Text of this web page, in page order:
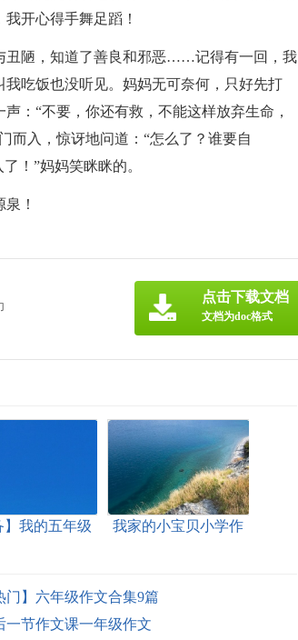
开心得手舞足蹈！
丑陋，知道了善良和邪恶……记得有一回，我
吃饭也没听见。妈妈无可奈何，只好先打
：“不要，你还有救，不能这样放弃生命，
而入，惊讶地问道：“怎么了？谁要自
！”妈妈笑眯眯的。
！
点击下载文档
文档为doc格式
】我的五年级
我家的小宝贝小学作
门】六年级作文合集9篇
一节作文课一年级作文